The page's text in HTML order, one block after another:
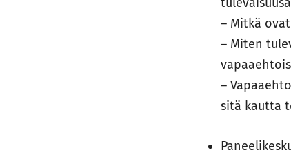
– Mitkä
– Miten
–
sitä kautta